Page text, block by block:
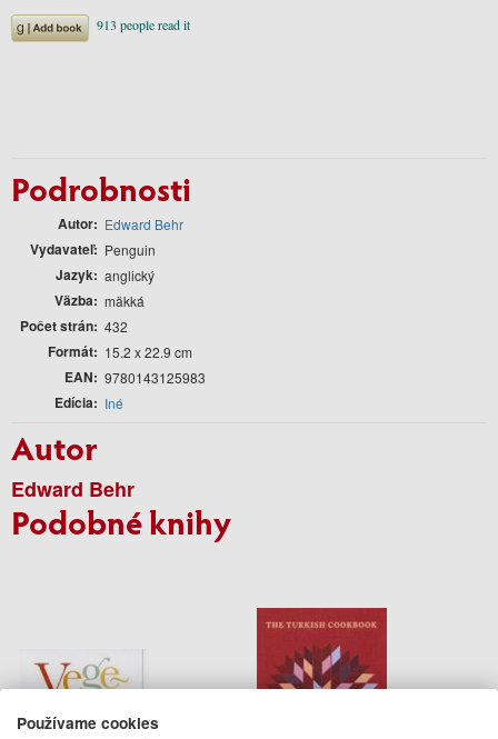
Podrobnosti
Autor Edward Behr
Vydavateľ Penguin
Jazyk anglický
Väzba mäkká
Počet strán 432
Formát 15.2 x 22.9 cm
EAN 9780143125983
Edícia Iné
Autor
Edward Behr
Podobné knihy
Používame cookies